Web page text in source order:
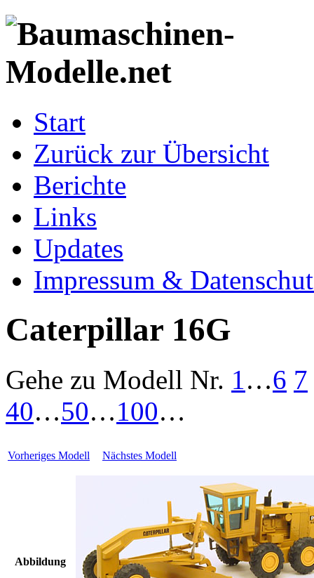
Start
Zurück zur Übersicht
Berichte
Links
Updates
Impressum &
Caterpillar 16G
Gehe zu Modell Nr. 1…6 7
40…50…100…
Vorheriges Modell Nächstes Modell
Abbildung